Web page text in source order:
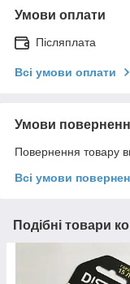
Умови оплати
Післяплата
Всі умови оплати
Умови
Повернення товару
Всі умови
Подібні товари